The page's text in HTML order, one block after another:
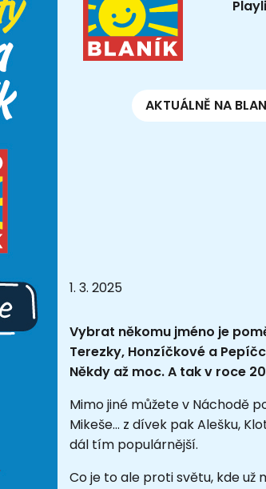
AKTUÁLNĚ NA
1. 3. 2025
Vybrat někomu jméno je
Terezky, Honzíčkové a
Někdy až moc. A tak v roce
Mimo jiné můžete v Náchodě
Mikeše... z dívek pak Alešku,
dál tím populárnější.
Co je to ale proti světu, kde už